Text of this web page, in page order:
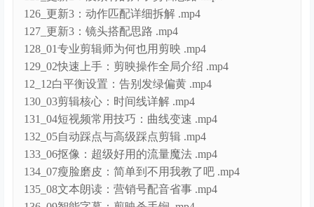
127_更新3：镜头搭配思路 .mp4
128_01专业剪辑师为何也用剪映 .mp4
129_02快速上手：剪映操作全局介绍 .mp4
12_12白平衡设置：告别发绿偏黄 .mp4
130_03剪辑核心：时间线详解 .mp4
131_04短视频常用技巧：曲线变速 .mp4
132_05自动踩点与高级踩点剪辑 .mp4
133_06抠像：超级好用的流量魔法 .mp4
134_07瘦脸磨皮：简单到不用我教了吧 .mp4
135_08文本朗读：营销号配音省事 .mp4
136_09智能字幕：剪映杀手锏 .mp4
137_10防抖功能详解：麒麟臂诞生 .mp4